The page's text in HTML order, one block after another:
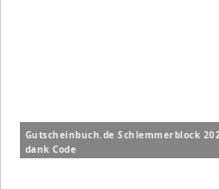
Gutscheinbuch.de Schlemmerblock
dank Code